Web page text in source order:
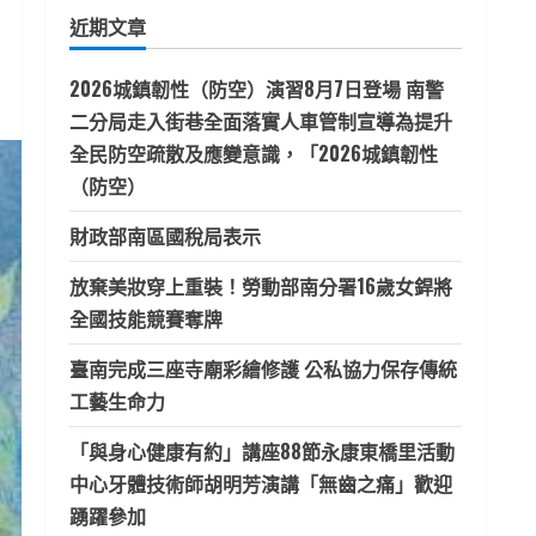
字:
近期文章
2026城鎮韌性（防空）演習8月7日登場 南警
二分局走入街巷全面落實人車管制宣導為提升
全民防空疏散及應變意識，「2026城鎮韌性
（防空）
財政部南區國稅局表示
放棄美妝穿上重裝！勞動部南分署16歲女銲將
全國技能競賽奪牌
臺南完成三座寺廟彩繪修護 公私協力保存傳統
工藝生命力
「與身心健康有約」講座88節永康東橋里活動
中心牙體技術師胡明芳演講「無齒之痛」歡迎
踴躍參加